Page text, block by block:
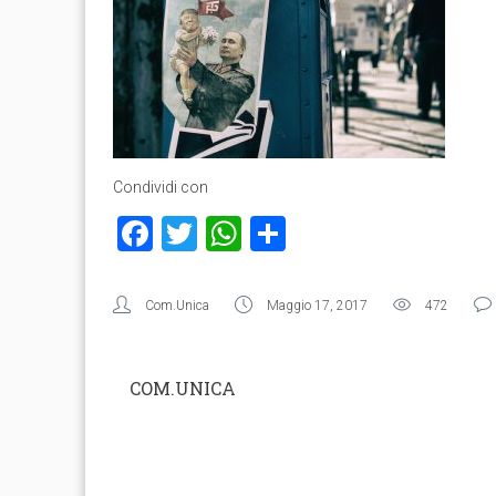
Condividi con
Facebook
TwitterWhatsApp
Com.Unica Maggio 17, 2017 472
COM.UNICA